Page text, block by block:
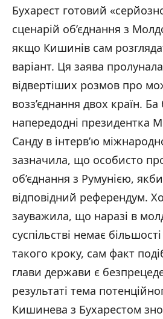
Бухарест готовий
сценарій об’єднання з
якщо Кишинів сам
варіант. Ця заява пролунала
відвертіших розмов про
возз’єднання двох країн.
напередодні президентка
Санду в інтерв’ю
зазначила, що особисто
об’єднання з Румунією,
відповідний референдум.
зауважила, що наразі в
суспільстві немає
такого кроку, сам факт
глави держави є
результаті тема
Кишинева з Бухарестом